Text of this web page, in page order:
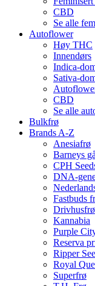
CBD
Se alle
Autoflower
Høy THC
Innendørs
Indica-
Sativa-
CBD
Se alle
Bulkfrø
Brands A-Z
Anesiafrø
Barneys
CPH
DNA-
Fastbuds
Drivhusfrø
Kannabia
Purple
Reserva
Ripper
Royal
Superfrø